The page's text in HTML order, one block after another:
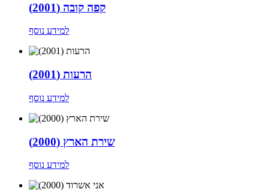
קפה קובה (2001)
למידע נוסף
הרעות (2001)
למידע נוסף
שירת הארץ (2000)
למידע נוסף